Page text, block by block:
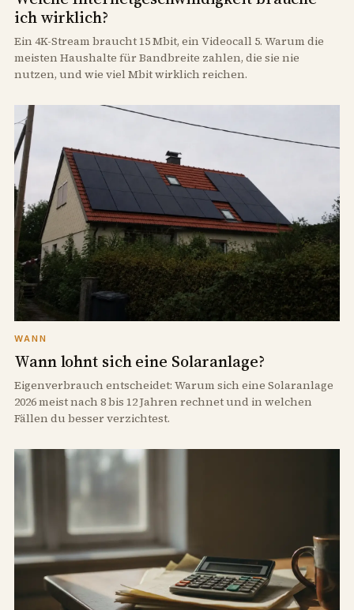
ich wirklich?
Ein 4K-Stream braucht 15 Mbit, ein Videocall 5. Warum die
meisten Haushalte für Bandbreite zahlen, die sie nie
nutzen, und wie viel Mbit wirklich reichen.
WANN
Wann lohnt sich eine Solaranlage?
Eigenverbrauch entscheidet: Warum sich eine Solaranlage
2026 meist nach 8 bis 12 Jahren rechnet und in welchen
Fällen du besser verzichtest.